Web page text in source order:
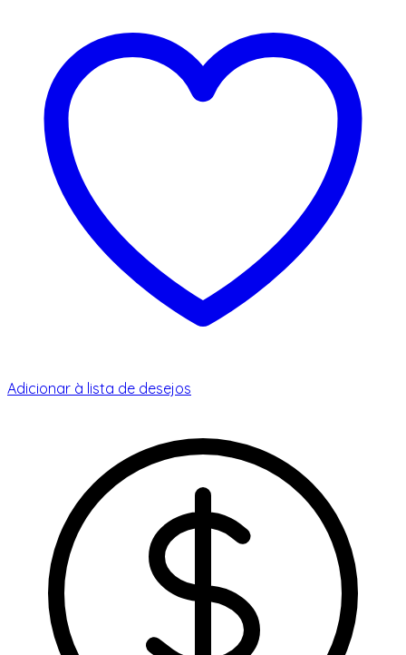
Adicionar à lista de desejos